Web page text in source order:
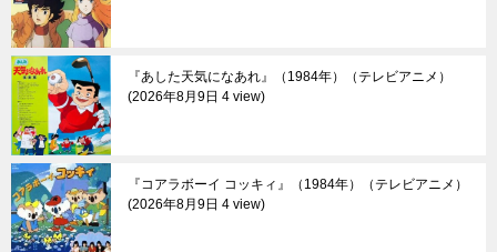
『あした天気になあれ』（1984年）（テレビアニメ）
2026年8月9日 4 view
『コアラボーイ コッキィ』（1984年）（テレビアニメ）
2026年8月9日 4 view